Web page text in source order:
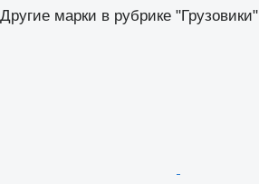
Другие марки в рубрике "Грузовики"